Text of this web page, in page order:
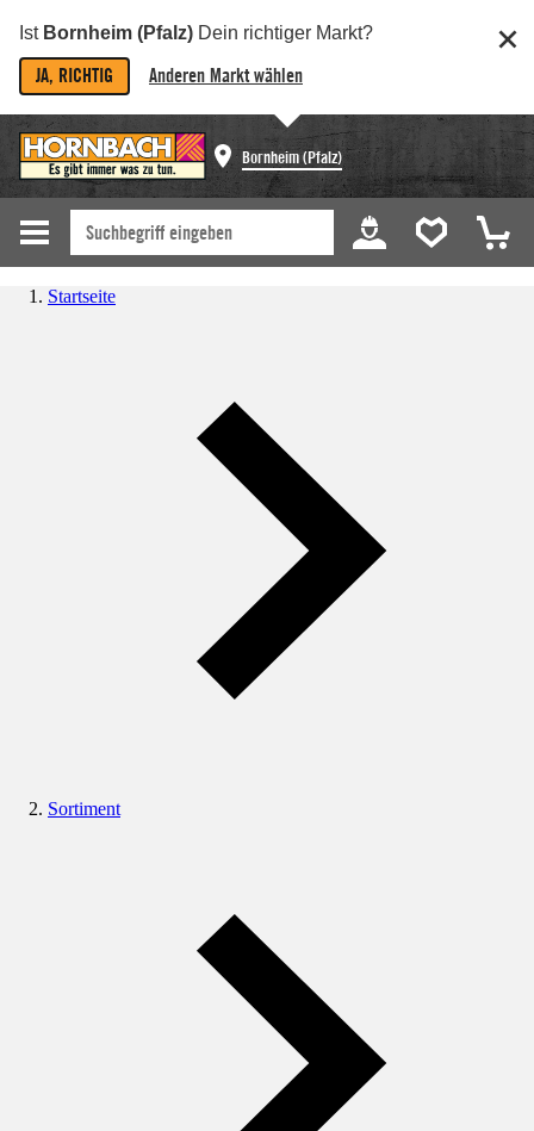
Ist Bornheim (Pfalz) Dein richtiger Markt?
JA, RICHTIG Anderen Markt wählen
Bornheim (Pfalz)
Startseite
Sortiment